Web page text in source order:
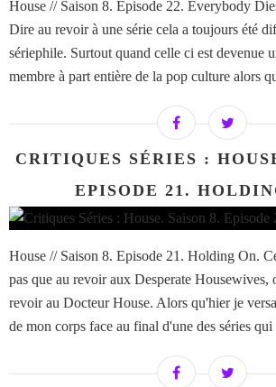
House // Saison 8. Episode 22. Everybody
Dire au revoir à une série cela a toujours été
sériephile. Surtout quand celle ci est devenue
membre à part entière de la pop culture alors
CRITIQUES SÉRIES :
EPISODE 21.
House // Saison 8. Episode 21. Holding On.
pas que au revoir aux Desperate Housewives,
revoir au Docteur House. Alors qu'hier je
de mon corps face au final d'une des séries qui